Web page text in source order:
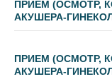
ПРИЕМ (ОСМОТР,
АКУШЕРА-
ПРИЕМ (ОСМОТР,
АКУШЕРА-